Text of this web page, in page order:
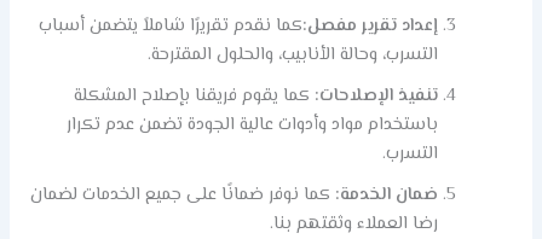
إعداد تقرير مفصل:كما نقدم تقريرًا شاملاً يتضمن أسباب
التسرب، وحالة الأنابيب، والحلول المقترحة.
تنفيذ الإصلاحات: كما يقوم فريقنا بإصلاح المشكلة
باستخدام مواد وأدوات عالية الجودة تضمن عدم تكرار
التسرب.
ضمان الخدمة: كما نوفر ضمانًا على جميع الخدمات لضمان
رضا العملاء وثقتهم بنا.